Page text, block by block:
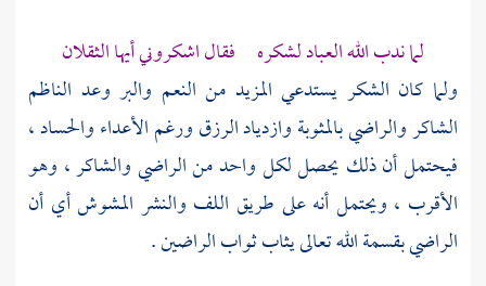
لما ندب الله العباد لشكره فقال اشكروني أيها الثقلان
ولما كان الشكر يستدعي المزيد من النعم والبر وعد الناظم
الشاكر والراضي بالمثوبة وازدياد الرزق ورغم الأعداء والحساد ،
فيحتمل أن ذلك يحصل لكل واحد من الراضي والشاكر ، وهو
الأقرب ، ويحتمل أنه على طريق اللف والنشر المشوش أي أن
الراضي بقسمة الله تعالى يثاب ثواب الراضين .